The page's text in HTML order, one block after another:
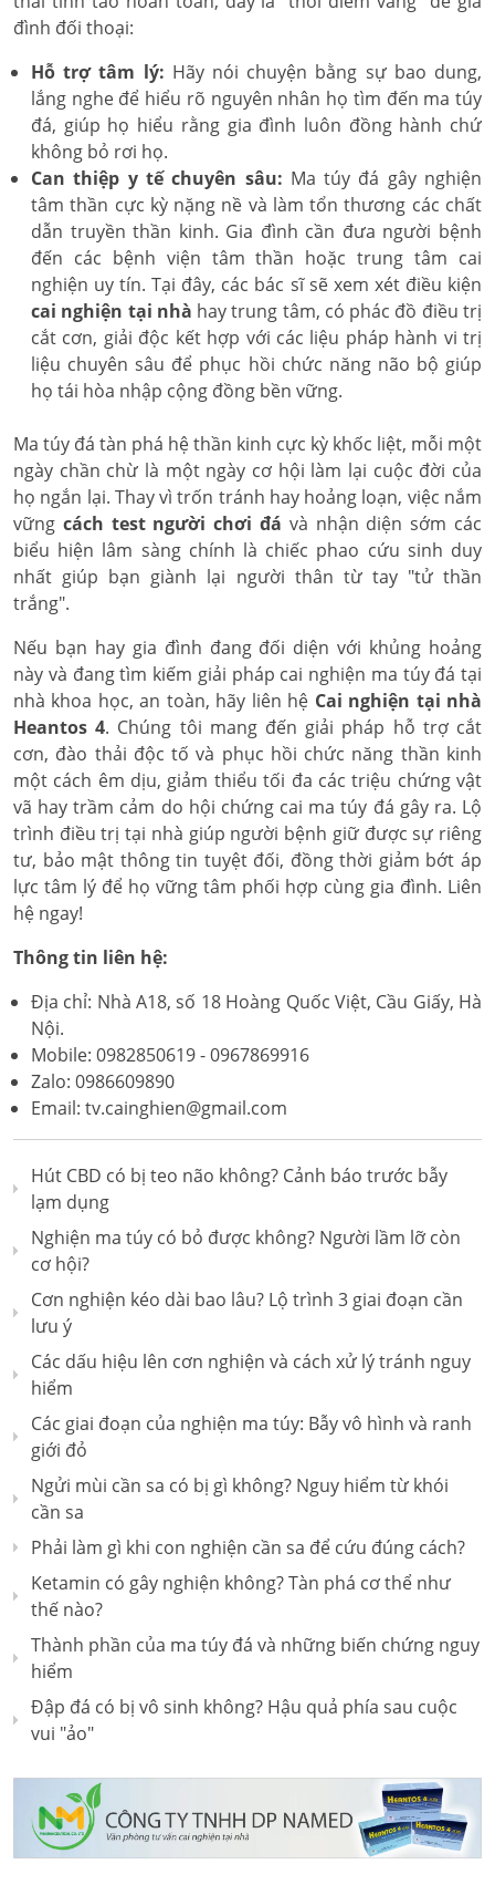
đình đối thoại:
Hỗ trợ tâm lý: Hãy nói chuyện bằng sự bao dung,
lắng nghe để hiểu rõ nguyên nhân họ tìm đến ma túy
đá, giúp họ hiểu rằng gia đình luôn đồng hành chứ
không bỏ rơi họ.
Can thiệp y tế chuyên sâu: Ma túy đá gây nghiện
tâm thần cực kỳ nặng nề và làm tổn thương các chất
dẫn truyền thần kinh. Gia đình cần đưa người bệnh
đến các bệnh viện tâm thần hoặc trung tâm cai
nghiện uy tín. Tại đây, các bác sĩ sẽ xem xét điều kiện
cai nghiện tại nhà hay trung tâm, có phác đồ điều trị
cắt cơn, giải độc kết hợp với các liệu pháp hành vi trị
liệu chuyên sâu để phục hồi chức năng não bộ giúp
họ tái hòa nhập cộng đồng bền vững.
Ma túy đá tàn phá hệ thần kinh cực kỳ khốc liệt, mỗi một
ngày chần chừ là một ngày cơ hội làm lại cuộc đời của
họ ngắn lại. Thay vì trốn tránh hay hoảng loạn, việc nắm
vững cách test người chơi đá và nhận diện sớm các
biểu hiện lâm sàng chính là chiếc phao cứu sinh duy
nhất giúp bạn giành lại người thân từ tay "tử thần
trắng".
Nếu bạn hay gia đình đang đối diện với khủng hoảng
này và đang tìm kiếm giải pháp cai nghiện ma túy đá tại
nhà khoa học, an toàn, hãy liên hệ Cai nghiện tại nhà
Heantos 4. Chúng tôi mang đến giải pháp hỗ trợ cắt
cơn, đào thải độc tố và phục hồi chức năng thần kinh
một cách êm dịu, giảm thiểu tối đa các triệu chứng vật
vã hay trầm cảm do hội chứng cai ma túy đá gây ra. Lộ
trình điều trị tại nhà giúp người bệnh giữ được sự riêng
tư, bảo mật thông tin tuyệt đối, đồng thời giảm bớt áp
lực tâm lý để họ vững tâm phối hợp cùng gia đình. Liên
hệ ngay!
Thông tin liên hệ:
Địa chỉ: Nhà A18, số 18 Hoàng Quốc Việt, Cầu Giấy, Hà
Nội.
Mobile: 0982850619 - 0967869916
Zalo: 0986609890
Email: tv.cainghien@gmail.com
Hút CBD có bị teo não không? Cảnh báo trước bẫy
lạm dụng
Nghiện ma túy có bỏ được không? Người lầm lỡ còn
cơ hội?
Cơn nghiện kéo dài bao lâu? Lộ trình 3 giai đoạn cần
lưu ý
Các dấu hiệu lên cơn nghiện và cách xử lý tránh nguy
hiểm
Các giai đoạn của nghiện ma túy: Bẫy vô hình và ranh
giới đỏ
Ngửi mùi cần sa có bị gì không? Nguy hiểm từ khói
cần sa
Phải làm gì khi con nghiện cần sa để cứu đúng cách?
Ketamin có gây nghiện không? Tàn phá cơ thể như
thế nào?
Thành phần của ma túy đá và những biến chứng nguy
hiểm
Đập đá có bị vô sinh không? Hậu quả phía sau cuộc
vui "ảo"